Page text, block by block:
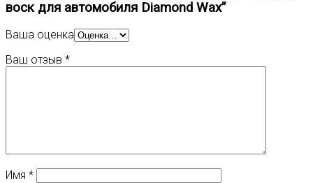
воск для автомобиля Diamond Wax”
Ваша оценка
Ваш отзыв *
Имя *